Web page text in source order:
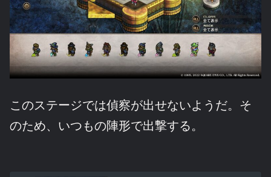
このステージでは偵察が出せないようだ。そ
のため、いつもの陣形で出撃する。